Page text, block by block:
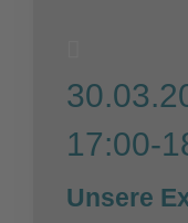
17:00-
Unsere